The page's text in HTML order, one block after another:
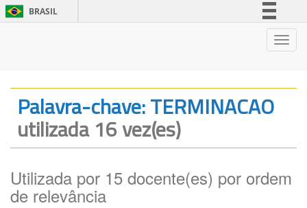
BRASIL
Legislação
Palavra-chave: TERMINACAO
utilizada 16 vez(es)
Utilizada por 15 docente(es) por ordem
de relevância